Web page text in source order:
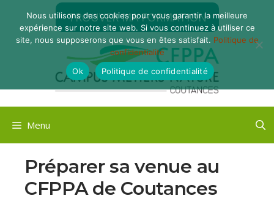
contenu
TROUVER MA FORMATION
Menu
Préparer sa venue au
CFPPA de Coutances
Nous utilisons des cookies pour vous garantir la meilleure
expérience sur notre site web. Si vous continuez à utiliser ce
site, nous supposerons que vous en êtes satisfait. Politique de
confidentialité
Ok
Politique de confidentialité